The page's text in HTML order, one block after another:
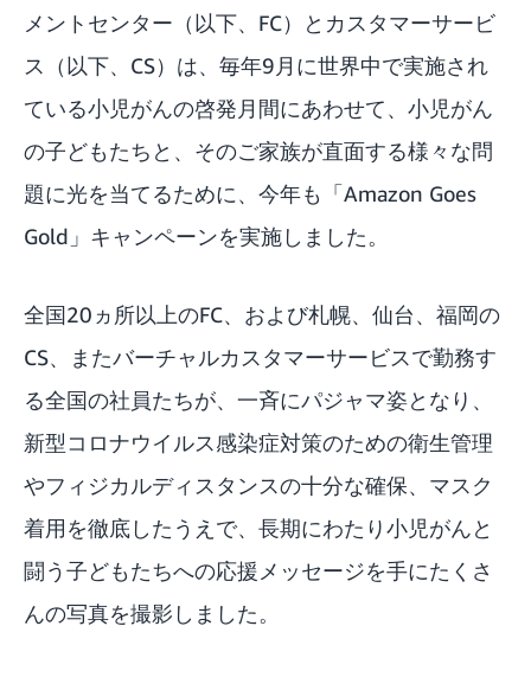
メントセンター（以下、FC）とカスタマーサービ
ス（以下、CS）は、毎年9月に世界中で実施され
ている小児がんの啓発月間にあわせて、小児がん
の子どもたちと、そのご家族が直面する様々な問
題に光を当てるために、今年も「Amazon Goes
Gold」キャンペーンを実施しました。
全国20ヵ所以上のFC、および札幌、仙台、福岡の
CS、またバーチャルカスタマーサービスで勤務す
る全国の社員たちが、一斉にパジャマ姿となり、
新型コロナウイルス感染症対策のための衛生管理
やフィジカルディスタンスの十分な確保、マスク
着用を徹底したうえで、長期にわたり小児がんと
闘う子どもたちへの応援メッセージを手にたくさ
んの写真を撮影しました。